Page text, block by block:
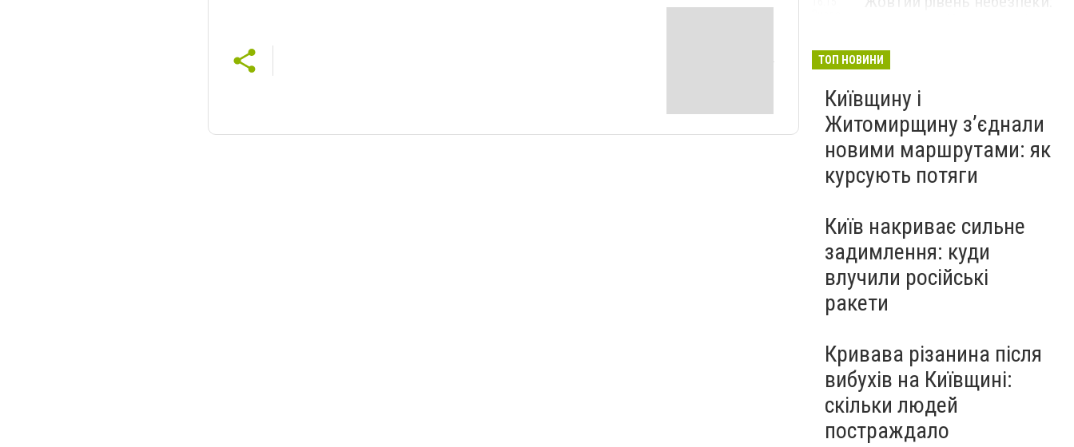
ТОП НОВИНИ
Київщину і
Житомирщину з’єднали
новими маршрутами: як
курсують потяги
Київ накриває сильне
задимлення: куди
влучили російські
ракети
Кривава різанина після
вибухів на Київщині:
скільки людей
постраждало